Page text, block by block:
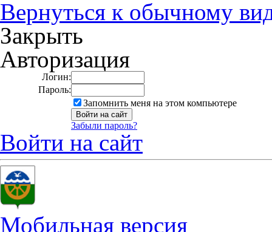
Вернуться к обычному
Закрыть
Авторизация
Логин:
Пароль:
Запомнить меня на этом компьютере
Забыли пароль?
Войти на сайт
Мобильная версия